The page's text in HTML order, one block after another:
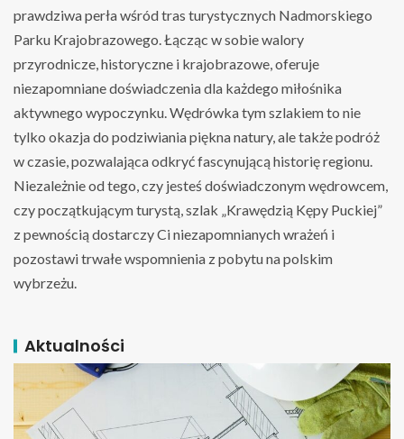
prawdziwa perła wśród tras turystycznych Nadmorskiego
Parku Krajobrazowego. Łącząc w sobie walory
przyrodnicze, historyczne i krajobrazowe, oferuje
niezapomniane doświadczenia dla każdego miłośnika
aktywnego wypoczynku. Wędrówka tym szlakiem to nie
tylko okazja do podziwiania piękna natury, ale także podróż
w czasie, pozwalająca odkryć fascynującą historię regionu.
Niezależnie od tego, czy jesteś doświadczonym wędrowcem,
czy początkującym turystą, szlak „Krawędzią Kępy Puckiej”
z pewnością dostarczy Ci niezapomnianych wrażeń i
pozostawi trwałe wspomnienia z pobytu na polskim
wybrzeżu.
Aktualności